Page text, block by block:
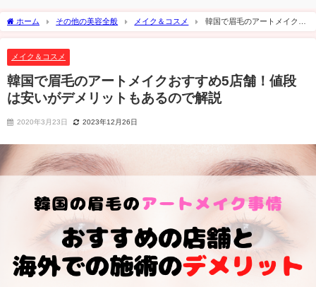
ホーム その他の美容全般 メイク＆コスメ
韓国で眉毛のアートメイクお
メイク＆コスメ
韓国で眉毛のアートメイクおすすめ5店舗！値段
は安いがデメリットもあるので解説
2020年3月23日 2023年12月26日